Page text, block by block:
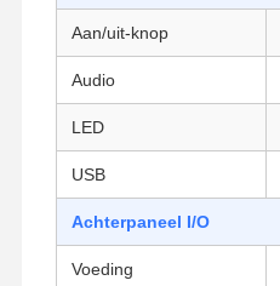
Thuis Producten
Aan/uit-knop
Audio
LED
USB
Achterpaneel I/O
Voeding